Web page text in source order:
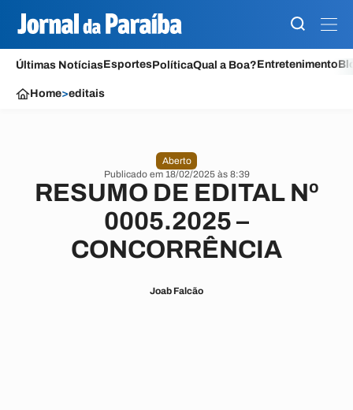
Últimas NotíciasEsportesPolíticaQual a Boa?Entretenimento
Home>editais
Aberto
Publicado em 18/02/2025 às 8:39
RESUMO DE EDITAL Nº
0005.2025 –
CONCORRÊNCIA
Joab Falcão